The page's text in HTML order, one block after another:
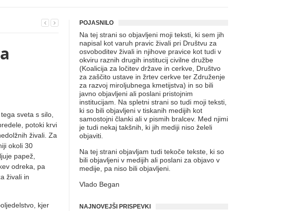
sveta s silo,
potoki krvi
živali. Za
okoli 30
papež,
odreka, pa
živali in
kjer
POJASNILO
Na tej strani so objavljeni moji teksti, ki sem jih
napisal kot varuh pravic živali pri Društvu za
osvoboditev živali in njihove pravice kot tudi v
okviru raznih drugih institucij civilne družbe
(Koalicija za ločitev države in cerkve, Društvo
za zaščito ustave in žrtev cerkve ter Združenje
za razvoj miroljubnega kmetijstva) in so bili
javno objavljeni ali poslani pristojnim
institucijam. Na spletni strani so tudi moji teksti,
ki so bili objavljeni v tiskanih medijih kot
samostojni članki ali v pismih bralcev. Med njimi
je tudi nekaj takšnih, ki jih mediji niso želeli
objaviti.
Na tej strani objavljam tudi tekoče tekste, ki so
bili objavljeni v medijih ali poslani za objavo v
medije, pa niso bili objavljeni.
Vlado Began
NAJNOVEJŠI PRISPEVKI